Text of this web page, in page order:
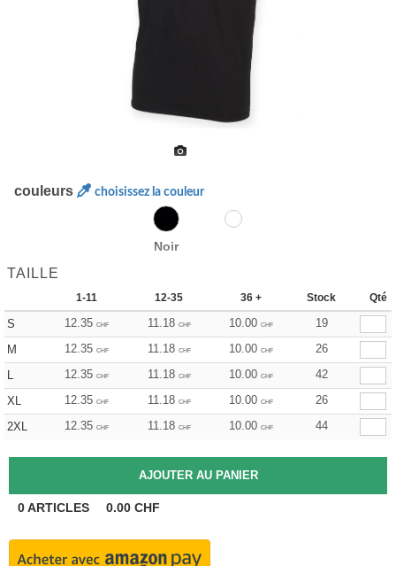
couleurs choisissez la couleur
Noir
TAILLE
1-11 12-35 36 + Stock Qté
S 12.35 CHF 11.18 CHF 10.00 CHF
19
M
12.35 CHF 11.18 CHF 10.00 CHF
26
L
12.35 CHF 11.18 CHF 10.00 CHF
42
XL
12.35 CHF 11.18 CHF 10.00 CHF
26
2XL
12.35 CHF 11.18 CHF 10.00 CHF 44
0ARTICLES 0.00 CHF